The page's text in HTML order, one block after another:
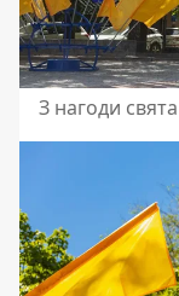
З нагоди